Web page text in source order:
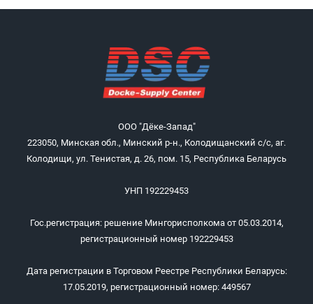
ООО "Дёке-Запад"
223050, Минская обл., Минский р-н., Колодищанский с/с, аг.
Колодищи, ул. Тенистая, д. 26, пом. 15, Республика Беларусь
УНП 192229453
Гос.регистрация: решение Мингорисполкома от 05.03.2014,
регистрационный номер 192229453
Дата регистрации в Торговом Реестре Республики Беларусь:
17.05.2019, регистрационный номер: 449567